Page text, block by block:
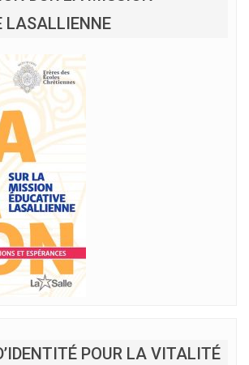
LASALLIENNE
POUR LA VITALITÉ